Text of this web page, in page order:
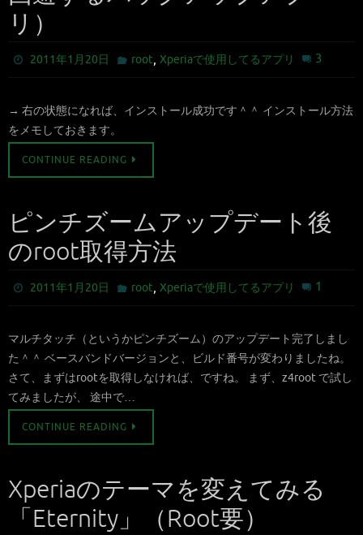
リ）
2011年1月20日 root, Xperiaで使用してるアプリ 3
→ 右の状態になれば、インストール成功です＾＾ インストール方法
をメモしておきます。
CONTINUE READING
ピンチズームアップデート後
のroot取得方法
2011年1月20日 root, Xperiaで使用してるアプリ 1
マルチタッチ（というかピンチズーム）のアップデート完了しまし
た＾＾ ベースバンドバージョンと、ビルド番号が変わりましたね。
さて、まずはrootを取得しなければ、ですね。 まず、z4root で試し
てみましたが、 途中で…
CONTINUE READING
Xperiaのテーマを変えてみる
「Eternity」（Root要）